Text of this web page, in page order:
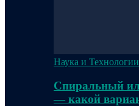
Наука и Технологии
Спиральный
— какой